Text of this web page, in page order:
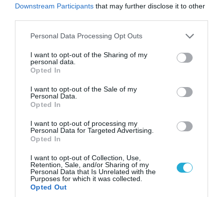
Downstream Participants that may further disclose it to other
Please note that this website/app uses one or more Google
not limited to your visit or usage behaviour. You may click to
grant or deny consent to Google and its third-party tags to
use your data for below specified purposes in below Google
consent section.
Personal Data Processing Opt Outs
I want to opt-out of the Sharing of my
personal data.
Opted In
I want to opt-out of the Sale of my
Personal Data.
Opted In
I want to opt-out of processing my
Personal Data for Targeted Advertising.
Opted In
I want to opt-out of Collection, Use,
Retention, Sale, and/or Sharing of my
Personal Data that Is Unrelated with the
Purposes for which it was collected.
Opted Out
06.08.2026 | 14:02
«Επιχείρηση ελεύθερα πεζοδρόμια» στην
Αθήνα: Απομακρύνθηκαν παράνομα
αντικείμενα από κοινόχρηστους χώρους
06.08.2026 | 09:03